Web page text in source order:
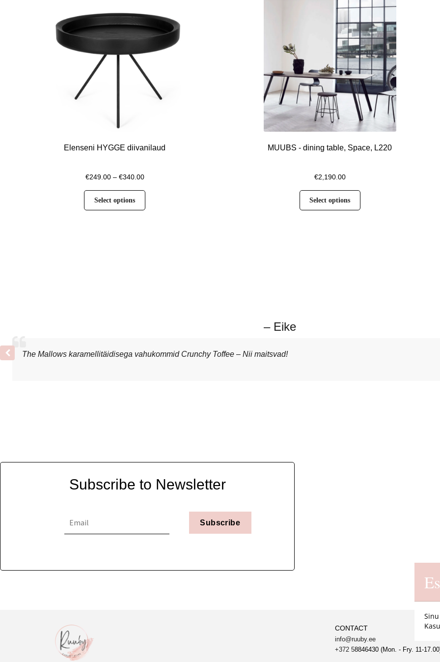
Elenseni HYGGE diivanilaud
€249.00 – €340.00
Select options
MUUBS - dining table, Space, L220
€2,190.00
Select options
– Eike
The Mallows karamellitäidisega vahukommid Crunchy Toffee – Nii maitsvad!
Subscribe to Newsletter
Subscribe
CONTACT
info@ruuby.ee
+372 58846430 (Mon. - Fry. 11-